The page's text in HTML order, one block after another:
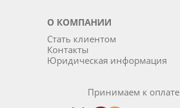
О КОМПАНИИ
Стать клиентом
Контакты
Юридическая информация
Принимаем к оплате